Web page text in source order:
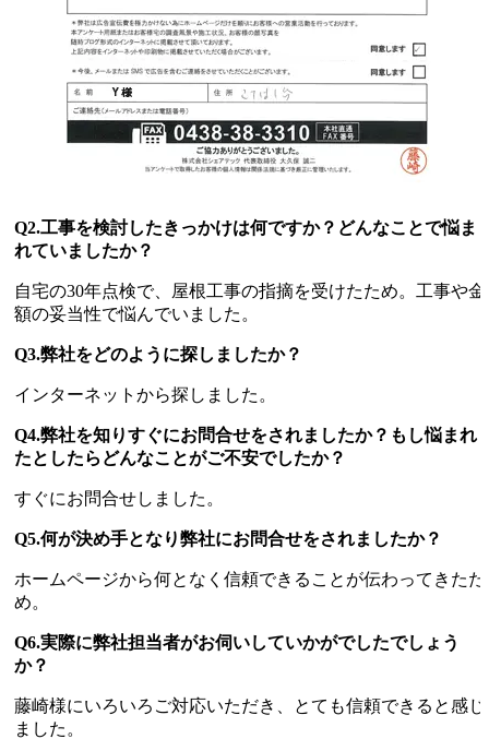
Q2.工事を検討したきっかけは何ですか？どんなことで悩ま
れていましたか？
自宅の30年点検で、屋根工事の指摘を受けたため。工事や金
額の妥当性で悩んでいました。
Q3.弊社をどのように探しましたか？
インターネットから探しました。
Q4.弊社を知りすぐにお問合せをされましたか？もし悩まれ
たとしたらどんなことがご不安でしたか？
すぐにお問合せしました。
Q5.何が決め手となり弊社にお問合せをされましたか？
ホームページから何となく信頼できることが伝わってきたた
め。
Q6.実際に弊社担当者がお伺いしていかがでしたでしょう
か？
藤崎様にいろいろご対応いただき、とても信頼できると感じ
ました。